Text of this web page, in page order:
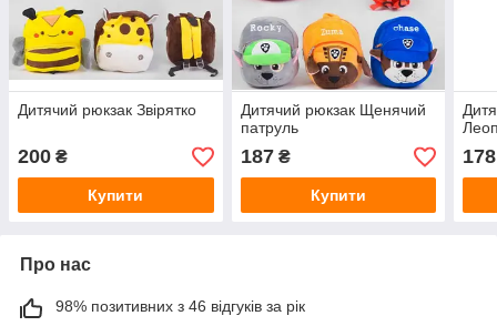
Дитячий рюкзак Звірятко
200 ₴
Купити
Дитячий рюкзак Щенячий
патруль
187₴
Купити
178
Про нас
98% позитивних з 46 відгуків за рік